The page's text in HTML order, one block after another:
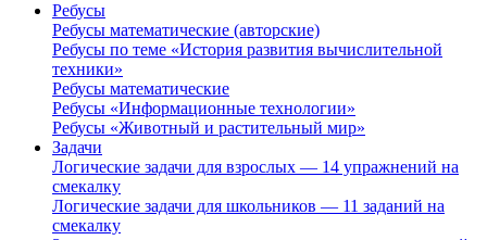
Ребусы
Ребусы математические (авторские)
Ребусы по теме «История развития вычислительной
техники»
Ребусы математические
Ребусы «Информационные технологии»
Ребусы «Животный и растительный мир»
Задачи
Логические задачи для взрослых — 14 упражнений на
смекалку
Логические задачи для школьников — 11 заданий на
смекалку